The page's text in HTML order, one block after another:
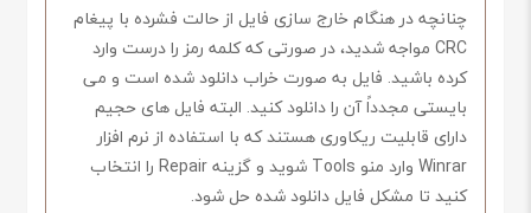
چنانچه در هنگام خارج سازی فایل از حالت فشرده با پیغام
CRC مواجه شدید، در صورتی که کلمه رمز را درست وارد
کرده باشید. فایل به صورت خراب دانلود شده است و می
بایستی مجدداً آن را دانلود کنید. البته فایل های حجیم
دارای قابلیت ریکاوری هستند که با استفاده از نرم افزار
Winrar وارد منو Tools شوید و گزینه Repair را انتخاب
کنید تا مشکل فایل دانلود شده حل شود.